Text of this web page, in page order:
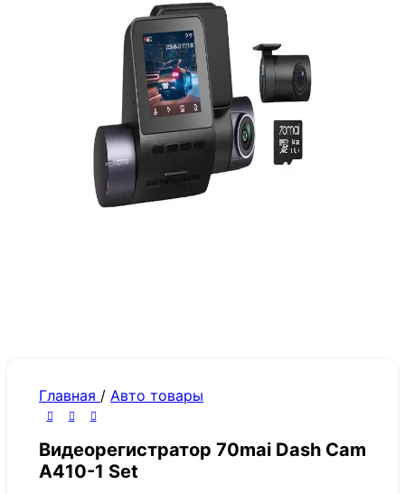
Главная / Авто товары
Видеорегистратор 70mai Dash Cam
A410-1 Set